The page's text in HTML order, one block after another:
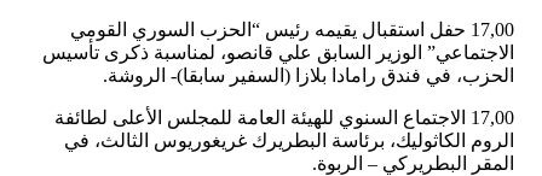
17,00 حفل استقبال يقيمه رئيس “الحزب السوري القومي
الاجتماعي” الوزير السابق علي قانصو، لمناسبة ذكرى تأسيس
الحزب، في فندق رامادا بلازا (السفير سابقا)- الروشة.
17,00 الاجتماع السنوي للهيئة العامة للمجلس الأعلى لطائفة
الروم الكاثوليك، برئاسة البطريرك غريغوريوس الثالث، في
المقر البطريركي – الربوة.